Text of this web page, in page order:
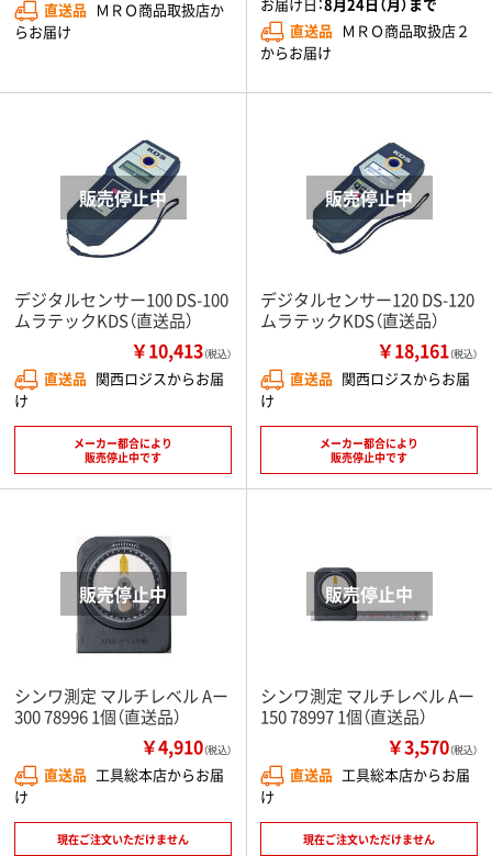
直送品 ＭＲＯ商品取扱店か
らお届け
お届け日：8月24日（月）まで
直送品 ＭＲＯ商品取扱店２
からお届け
デジタルセンサー100 DS-100
ムラテックKDS（直送品）
￥10,413（税込）
直送品 関西ロジスからお届
け
メーカー都合により
販売停止中です
デジタルセンサー120 DS-120
ムラテックKDS（直送品）
￥18,161（税込）
直送品 関西ロジスからお届
け
メーカー都合により
販売停止中です
シンワ測定 マルチレベル Aー
300 78996 1個（直送品）
￥4,910（税込）
直送品 工具総本店からお届
け
現在ご注文いただけません
シンワ測定 マルチレベル Aー
150 78997 1個（直送品）
￥3,570（税込）
直送品 工具総本店からお届
け
現在ご注文いただけません